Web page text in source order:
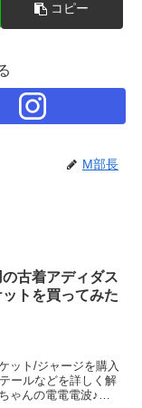
コピー
M部長
古着アディダス
ットを買ってみた
ット/ジャージを購入
ールなどを詳しく解
ゃんの電電電波♪』